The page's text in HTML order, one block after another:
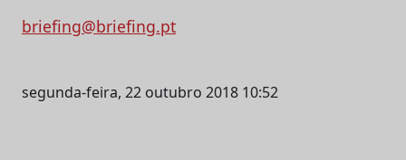
briefing@briefing.pt
segunda-feira, 22 outubro 2018 10:52